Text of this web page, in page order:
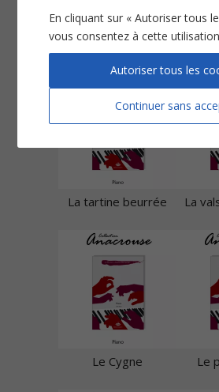
Jésus, que ma joie demeure
La tartine beurrée La
Le Cygne Le
En cliquant sur « Autoriser tous
vous consentez à cette
Continuer sans
Autoriser tous les